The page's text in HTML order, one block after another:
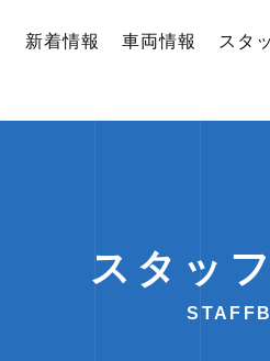
新着情報 車両情報 スタ
スタッ